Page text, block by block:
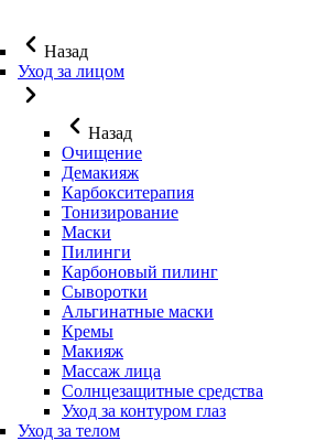
Назад
Уход за лицом
Назад
Очищение
Демакияж
Карбокситерапия
Тонизирование
Маски
Пилинги
Карбоновый пилинг
Сыворотки
Альгинатные маски
Кремы
Макияж
Массаж лица
Солнцезащитные средства
Уход за контуром глаз
Уход за телом